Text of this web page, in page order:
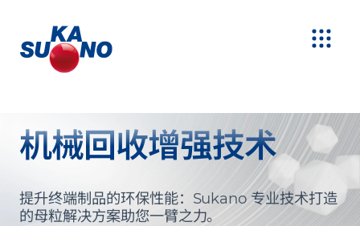
机械回收增强技术
提升终端制品的环保性能：Sukano 专业技术打造
的母粒解决方案助您一臂之力。